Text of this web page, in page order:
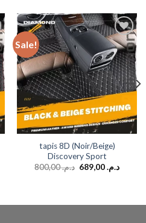
Sale!
Add to
wishlist
tapis 8D (Noir/Beige)
Discovery Sport
د.م.800,00 د.م.689,00